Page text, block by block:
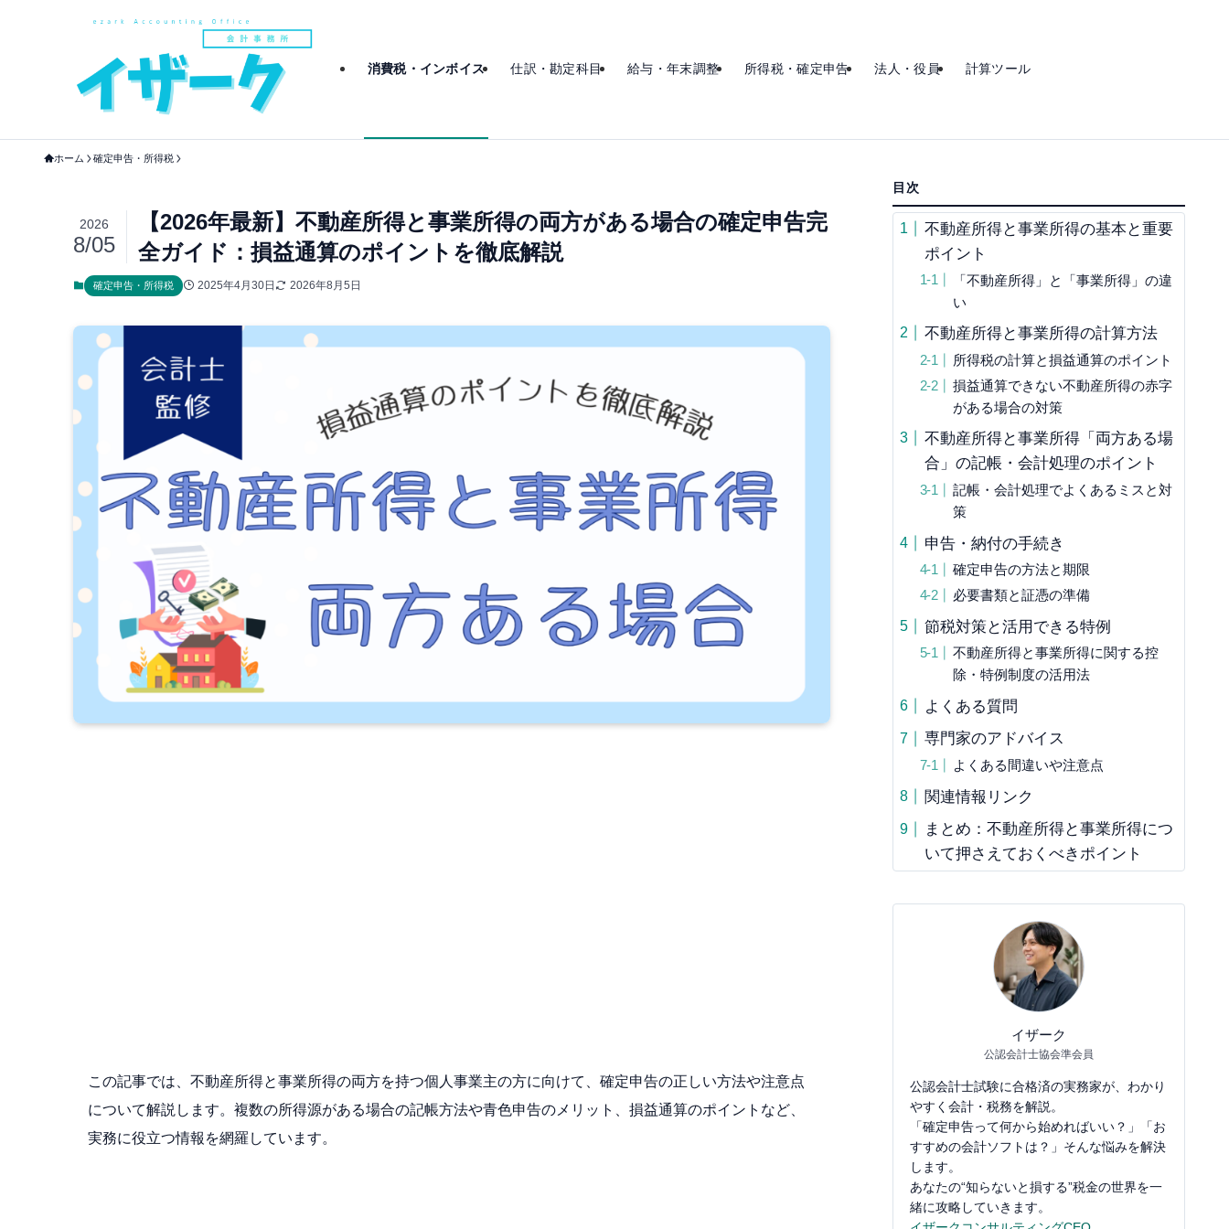
消費税・インボイス 仕訳・勘定科目 給与・年末調整 所得税・確定申告 法人・役員 計算ツール
ホーム 確定申告・所得税
【2026年最新】不動産所得と事業所得の両方がある場合の確定申告完
全ガイド：損益通算のポイントを徹底解説
2026
8/05
確定申告・所得税 2025年4月30日 2026年8月5日
この記事では、不動産所得と事業所得の両方を持つ個人事業主の方に向けて、確定申告の正しい方法や注意点
について解説します。複数の所得源がある場合の記帳方法や青色申告のメリット、損益通算のポイントなど、
実務に役立つ情報を網羅しています。
目次
不動産所得と事業所得の基本と重要
ポイント
「不動産所得」と「事業所得」の違
い
不動産所得と事業所得の計算方法
所得税の計算と損益通算のポイント
損益通算できない不動産所得の赤字
がある場合の対策
不動産所得と事業所得「両方ある場
合」の記帳・会計処理のポイント
記帳・会計処理でよくあるミスと対
策
申告・納付の手続き
確定申告の方法と期限
必要書類と証憑の準備
節税対策と活用できる特例
不動産所得と事業所得に関する控
除・特例制度の活用法
よくある質問
専門家のアドバイス
よくある間違いや注意点
関連情報リンク
まとめ：不動産所得と事業所得につ
いて押さえておくべきポイント
イザーク
公認会計士協会準会員
公認会計士試験に合格済の実務家が、わかり
やすく会計・税務を解説。
「確定申告って何から始めればいい？」「お
すすめの会計ソフトは？」そんな悩みを解決
します。
あなたの“知らないと損する”税金の世界を一
緒に攻略していきます。